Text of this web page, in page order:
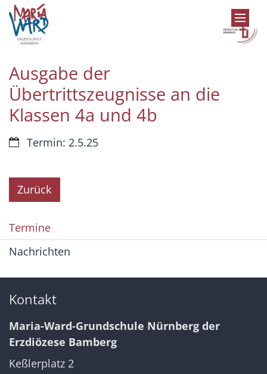
Zum Inhalt springen
Ausgabe der
Übertrittszeugnisse an die
Klassen 4a und 4b
Datum:Termin: 2.5.25
Zurück
Termine
Nachrichten
Kontakt
Maria-Ward-Grundschule Nürnberg der
Erzdiözese Bamberg
Keßlerplatz 2